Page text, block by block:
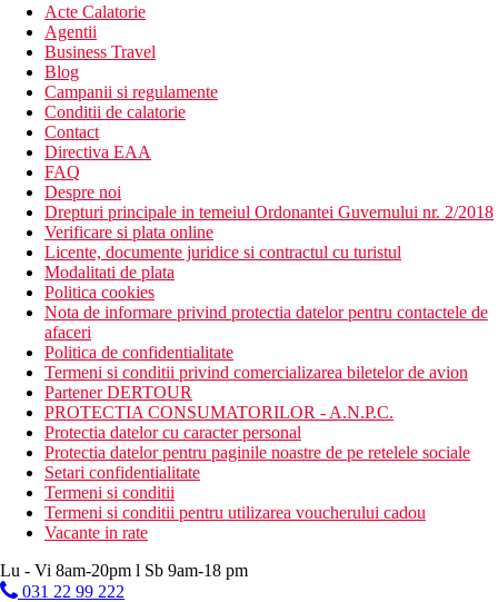
Acte Calatorie
Agentii
Business Travel
Blog
Campanii si regulamente
Conditii de calatorie
Contact
Directiva EAA
FAQ
Despre noi
Drepturi principale in temeiul Ordonantei Guvernului nr. 2/2018
Verificare si plata online
Licente, documente juridice si contractul cu turistul
Modalitati de plata
Politica cookies
Nota de informare privind protectia datelor pentru contactele de
afaceri
Politica de confidentialitate
Termeni si conditii privind comercializarea biletelor de avion
Partener DERTOUR
PROTECTIA CONSUMATORILOR - A.N.P.C.
Protectia datelor cu caracter personal
Protectia datelor pentru paginile noastre de pe retelele sociale
Setari confidentialitate
Termeni si conditii
Termeni si conditii pentru utilizarea voucherului cadou
Vacante in rate
Lu - Vi 8am-20pm l Sb 9am-18 pm
031 22 99 222